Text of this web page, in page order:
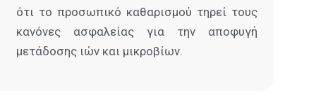
ότι το προσωπικό καθαρισμού τηρεί τους
κανόνες ασφαλείας για την αποφυγή
μετάδοσης ιών και μικροβίων.